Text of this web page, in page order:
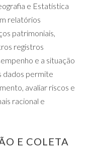
e Estatística
relatórios
patrimoniais,
registros
e a situação
dados permite
avaliar riscos e
racional e
E COLETA